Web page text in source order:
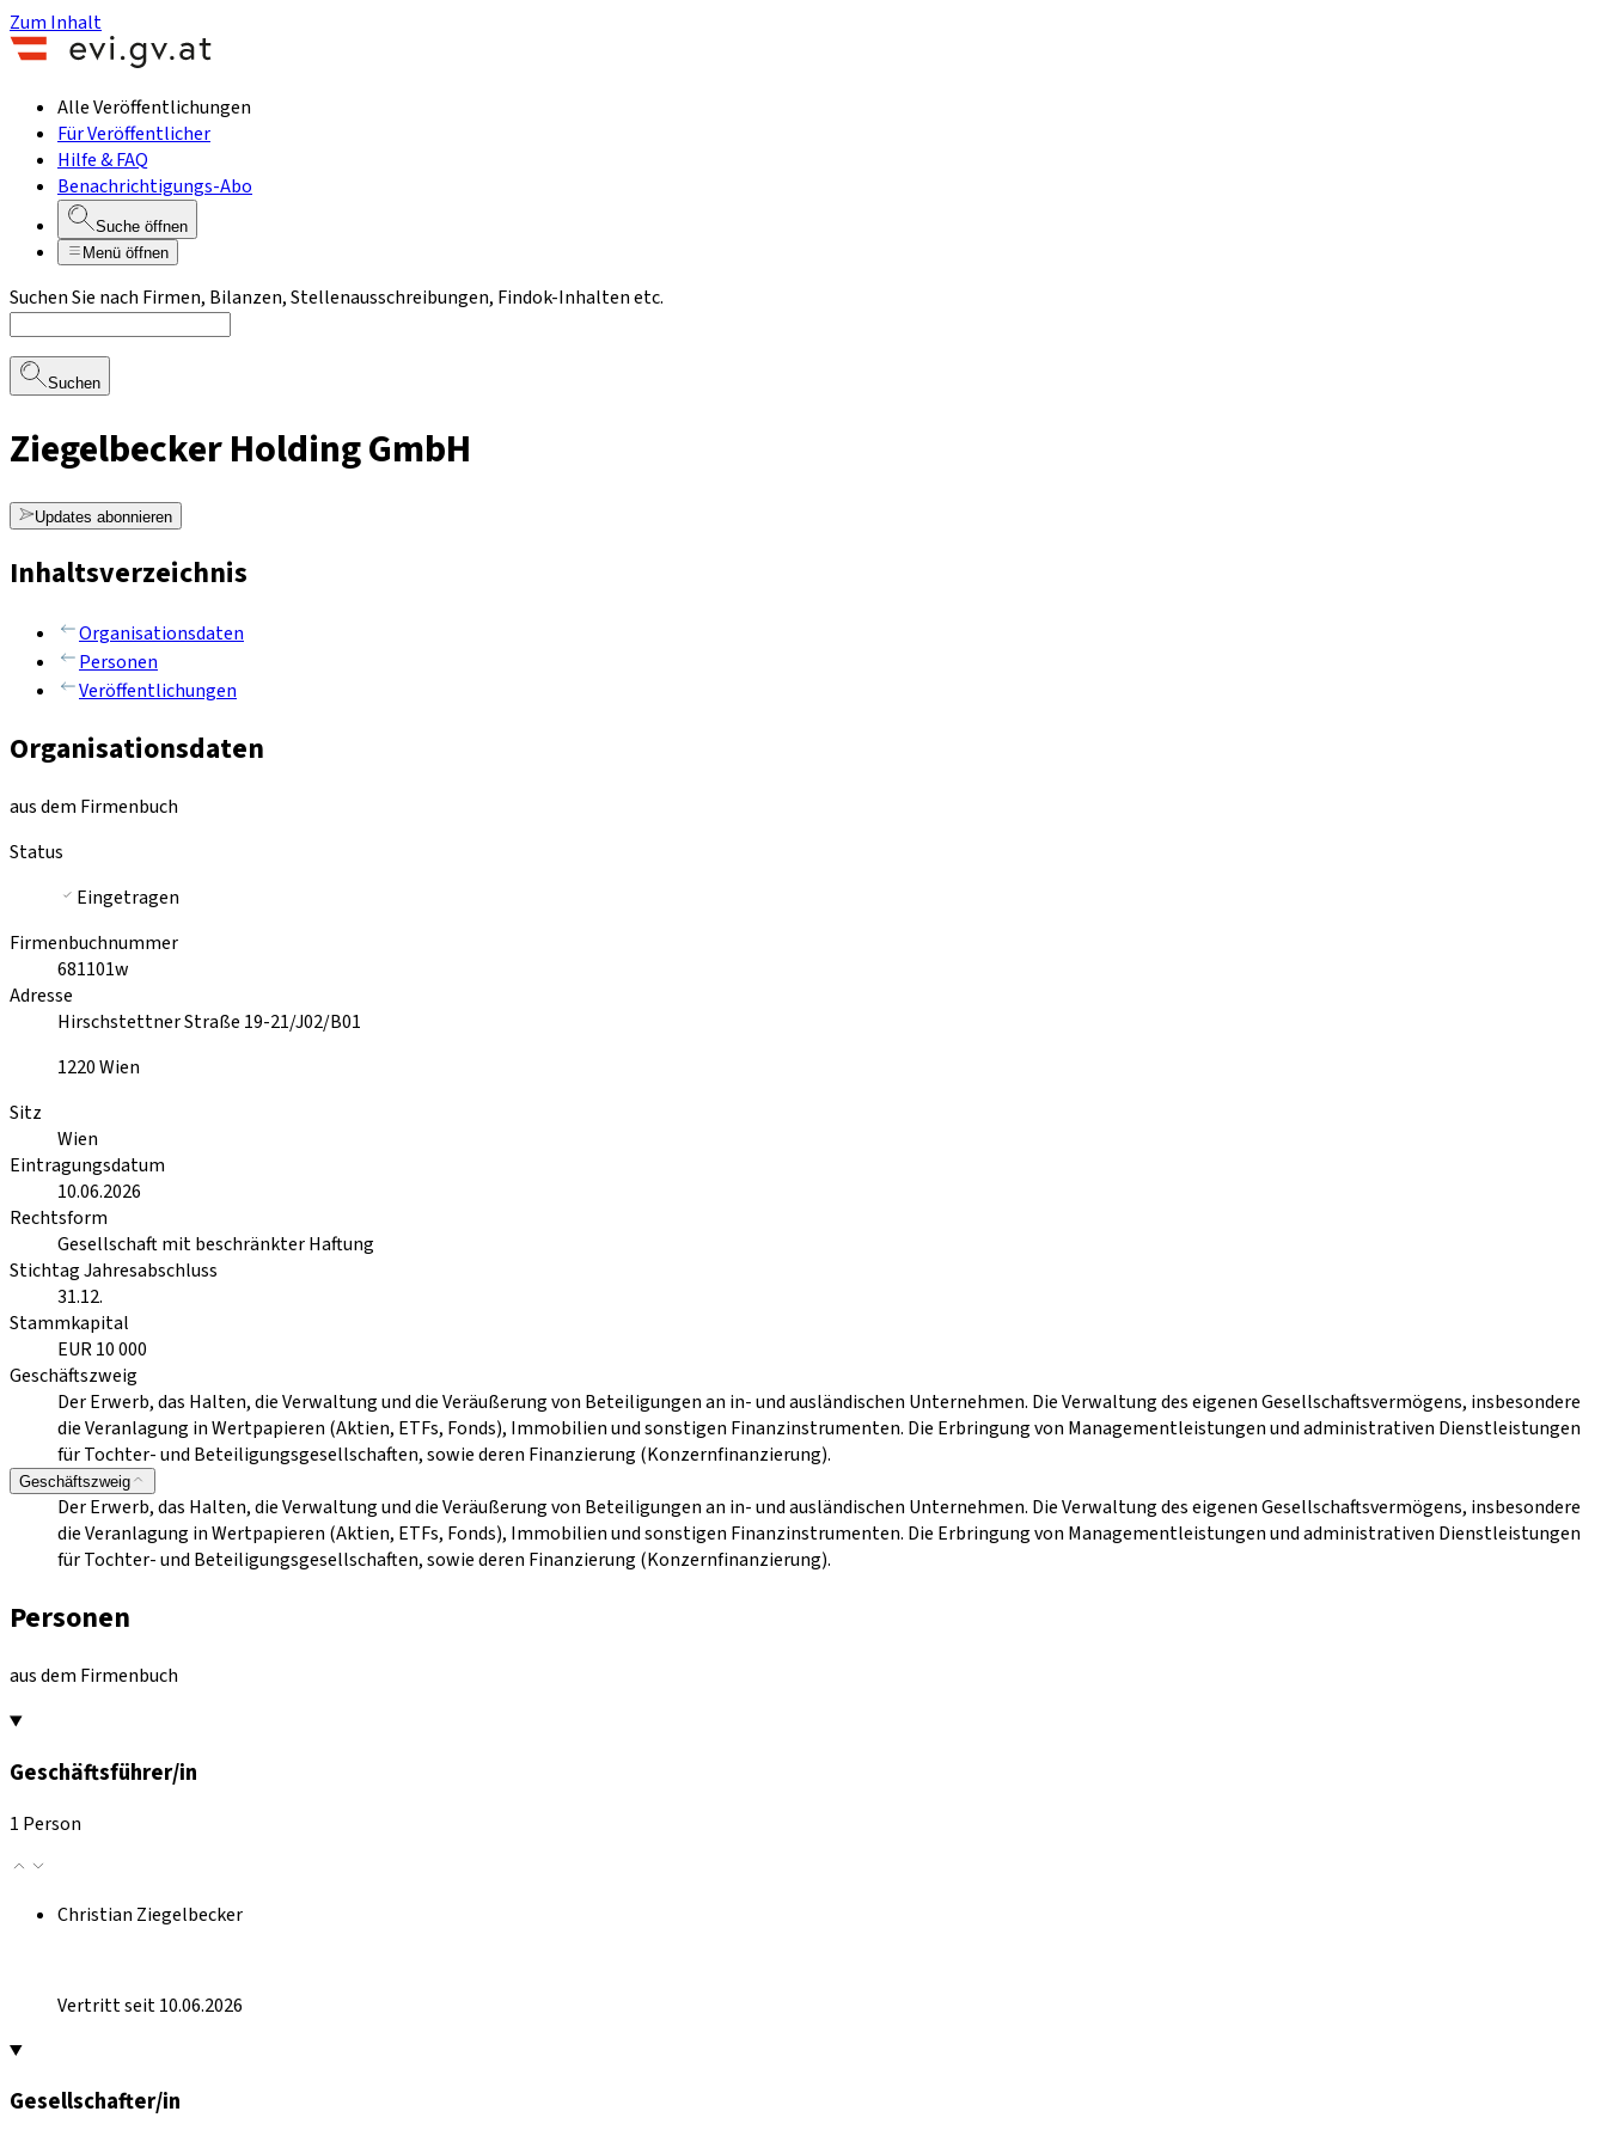
Zum Inhalt
Alle Veröffentlichungen
Für Veröffentlicher
Hilfe & FAQ
Benachrichtigungs-Abo
Suche öffnen
Menü öffnen
Suchen Sie nach Firmen, Bilanzen, Stellenausschreibungen, Findok-Inhalten etc.
Suchen
Ziegelbecker Holding GmbH
Updates abonnieren
Inhaltsverzeichnis
Organisationsdaten
Personen
Veröffentlichungen
Organisationsdaten
aus dem Firmenbuch
Status
Eingetragen
Firmenbuchnummer
681101w
Adresse
Hirschstettner Straße 19-21/J02/B01
1220Wien
Sitz
Wien
Eintragungsdatum
10.06.2026
Rechtsform
Gesellschaft mit beschränkter Haftung
Stichtag Jahresabschluss
31.12.
Stammkapital
EUR 10 000
Geschäftszweig
Der Erwerb, das Halten, die Verwaltung und die Veräußerung von Beteiligungen an in- und ausländischen Unternehmen. Die Verwaltung des eigenen Gesellschaftsvermögens, insbesondere
die Veranlagung in Wertpapieren (Aktien, ETFs, Fonds), Immobilien und sonstigen Finanzinstrumenten. Die Erbringung von Managementleistungen und administrativen Dienstleistungen
für Tochter- und Beteiligungsgesellschaften, sowie deren Finanzierung (Konzernfinanzierung).
Geschäftszweig
Der Erwerb, das Halten, die Verwaltung und die Veräußerung von Beteiligungen an in- und ausländischen Unternehmen. Die Verwaltung des eigenen Gesellschaftsvermögens, insbesondere
die Veranlagung in Wertpapieren (Aktien, ETFs, Fonds), Immobilien und sonstigen Finanzinstrumenten. Die Erbringung von Managementleistungen und administrativen Dienstleistungen
für Tochter- und Beteiligungsgesellschaften, sowie deren Finanzierung (Konzernfinanzierung).
Personen
aus dem Firmenbuch
Geschäftsführer/in
1 Person
Christian Ziegelbecker
Vertritt seit 10.06.2026
Gesellschafter/in